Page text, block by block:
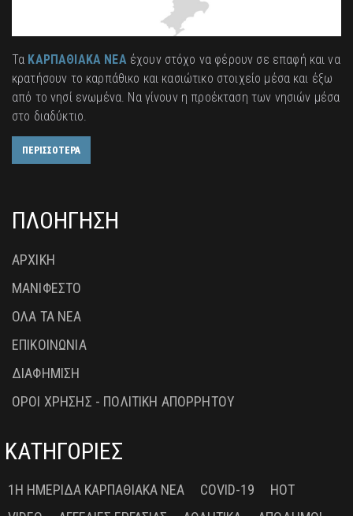
Τα ΚΑΡΠΑΘΙΑΚΑ ΝΕΑέχουν στόχο να φέρουν σε επαφή και να
κρατήσουν το καρπάθικο και κασιώτικο στοιχείο μέσα και έξω
από το νησί ενωμένα. Να γίνουν η προέκταση των νησιών μέσα
στο διαδύκτιο.
ΠΕΡΙΣΣΟΤΕΡΑ
ΠΛΟΗΓΗΣΗ
ΑΡΧΙΚΗ
ΜΑΝΙΦΕΣΤΟ
ΟΛΑ ΤΑ ΝΕΑ
ΕΠΙΚΟΙΝΩΝΙΑ
ΔΙΑΦΗΜΙΣΗ
ΟΡΟΙ ΧΡΗΣΗΣ - ΠΟΛΙΤΙΚΗ ΑΠΟΡΡΗΤΟΥ
ΚΑΤΗΓΟΡΙΕΣ
1Η ΗΜΕΡΊΔΑ ΚΑΡΠΑΘΙΑΚΆ ΝΈΑ COVID-19
HOT